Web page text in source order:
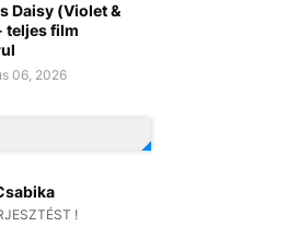
Daisy (Violet &
teljes film
06, 2026
!